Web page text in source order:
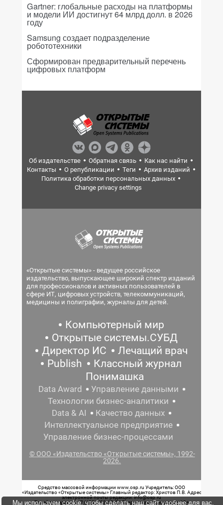
Gartner: глобальные расходы на платформы
и модели ИИ достигнут 64 млрд долл. в 2026
году
Samsung создает подразделение
робототехники
Сформирован предварительный перечень
цифровых платформ
Об издательстве Обратная связь
Как нас найти
Контакты
О републикации Теги
Архив изданий
Политика обработки персональных данных
Change privacy settings
«Открытые системы» - ведущее российское
издательство, выпускающее широкий спектр изданий
для профессионалов и активных пользователей в
сфере ИТ, цифровых устройств, телекоммуникаций,
медицины и полиграфии, журналы для детей.
Компьютерный мир
Открытые системы.СУБД
Директор ИС
Лечащий врач
Publish
Классный журнал
Понимашка
Data Award
Управление данными
Технологии бизнес-аналитики
Data & AI
Качество данных
Интеллектуальное предприятие
Управление бизнес-процессами
© ООО «Издательство «Открытые системы», 1992-
2026.
Средство массовой информации www.osp.ru Учредитель: ООО
«Издательство «Открытые системы» Главный редактор: Христов П.В. Адрес
электронной почты редакции: info@osp.ru
Телефон редакции: 7 (499) 703-18-54 Возрастная маркировка: 12+
Мы используем cookie, чтобы сделать наш сайт удобнее для вас.